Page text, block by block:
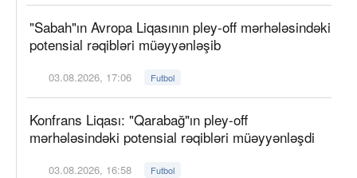
"Sabah"ın Avropa Liqasının pley-off mərhələsindəki
potensial rəqibləri müəyyənləşib
03.08.2026, 17:06 Futbol
Konfrans Liqası: "Qarabağ"ın pley-off
mərhələsindəki potensial rəqibləri müəyyənləşdi
03.08.2026, 16:58 Futbol